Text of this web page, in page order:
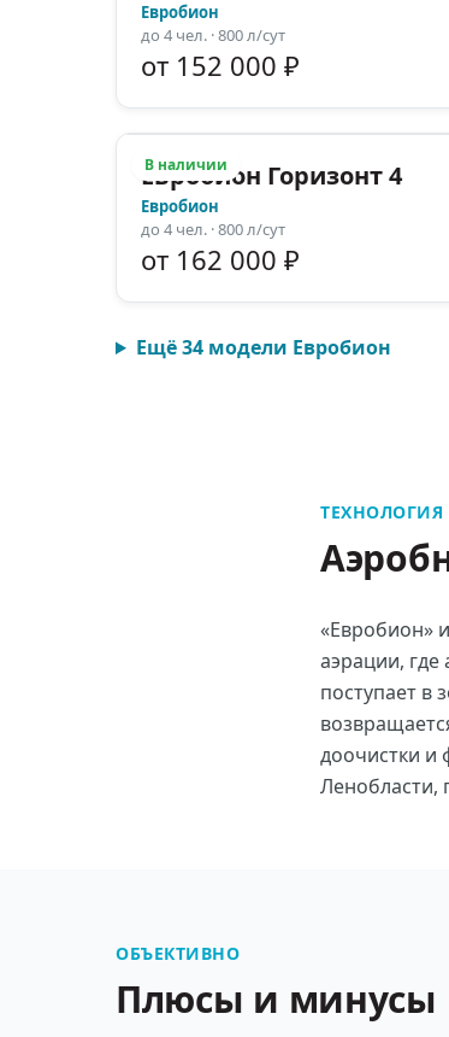
Евробион
до 4 чел. · 800 л/сут
от 152 000 ₽
В наличии
Евробион Горизонт 4
Евробион
до 4 чел. · 800 л/сут
от 162 000 ₽
Ещё34 модели Евробион
ТЕХНОЛОГИЯ
«Евробион»
аэрации,
поступает в
доочистки и
Ленобласти,
ОБЪЕКТИВНО
Плюсы и минусы